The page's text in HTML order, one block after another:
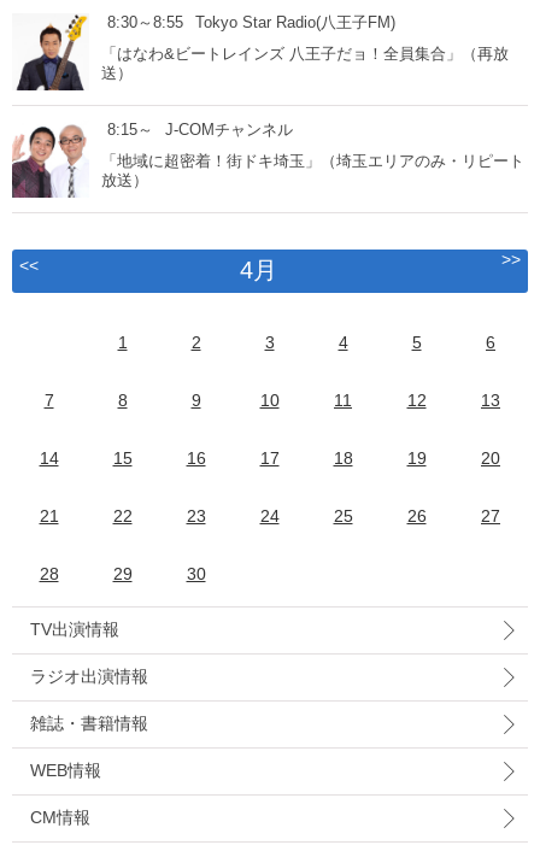
8:30～8:55
Tokyo Star Radio(八王子FM)
「はなわ&ビートレインズ 八王子だョ！全員集合」（再放
送）
8:15～
J-COMチャンネル
「地域に超密着！街ドキ埼玉」（埼玉エリアのみ・リピート
放送）
<< 4月 >>
1 2 3 4 5 6
7 8 9 10 11 12 13
14 15 16 17 18 19 20
21 22 23 24 25 26 27
28 29 30
TV出演情報
ラジオ出演情報
雑誌・書籍情報
WEB情報
CM情報